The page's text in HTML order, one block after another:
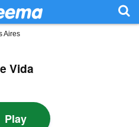
Aires
Vida
Play